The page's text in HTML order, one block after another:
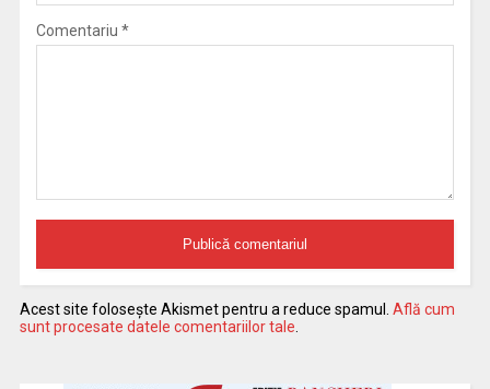
Comentariu *
Acest site folosește Akismet pentru a reduce spamul. Află cum
sunt procesate datele comentariilor tale